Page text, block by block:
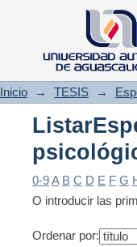
Inicio → TESIS →
0-9A B C D E F G
O introducir las
Ordenar por: